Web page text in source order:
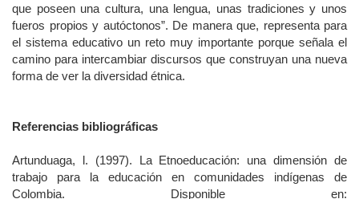
que poseen una cultura, una lengua, unas tradiciones y unos
fueros propios y autóctonos”. De manera que, representa para
el sistema educativo un reto muy importante porque señala el
camino para intercambiar discursos que construyan una nueva
forma de ver la diversidad étnica.
Referencias bibliográficas
Artunduaga, l. (1997). La Etnoeducación: una dimensión de
trabajo para la educación en comunidades indígenas de
Colombia. Disponible en: